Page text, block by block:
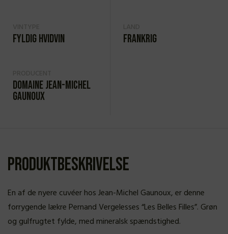
Fyldig hvidvin Frankrig
Domaine Jean-Michel
Gaunoux
Produktbeskrivelse
En af de nyere cuvéer hos Jean-Michel Gaunoux, er denne
forrygende lækre Pernand Vergelesses “Les Belles Filles”. Grøn
og gulfrugtet fylde, med mineralsk spændstighed.